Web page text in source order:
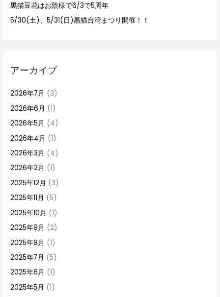
黒猫豆花はお陰様で6/3で5周年
5/30(土)、5/31(日)黒猫台湾まつり開催！！
アーカイブ
2026年7月 (3)
2026年6月 (1)
2026年5月 (4)
2026年4月 (1)
2026年3月 (4)
2026年2月 (1)
2025年12月 (3)
2025年11月 (5)
2025年10月 (1)
2025年9月 (2)
2025年8月 (1)
2025年7月 (5)
2025年6月 (1)
2025年5月 (1)